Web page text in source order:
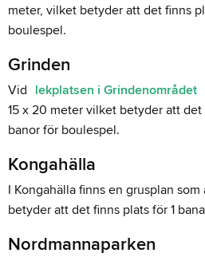
meter, vilket betyder att det finns
boulespel.
Grinden
Vid lekplatsen i Grindenområdet
15 x 20 meter vilket betyder att
banor för boulespel.
Kongahälla
I Kongahälla finns en grusplan
betyder att det finns plats för 1
Nordmannaparken